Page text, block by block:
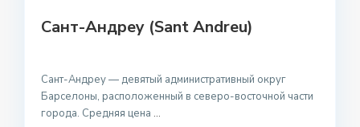
Сант-Андреу (Sant Andreu)
Сант-Андреу — девятый административный округ
Барселоны, расположенный в северо-восточной части
города. Средняя цена ...